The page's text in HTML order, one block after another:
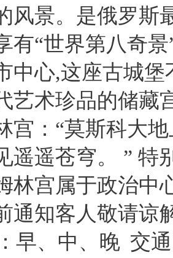
风景。是俄罗斯
有“世界第八奇
中心,这座古城
艺术珍品的储藏
宫：“莫斯科大
遥遥苍穹。 ” 特
林宫属于政治中
通知客人敬请谅
早、中、晚 交